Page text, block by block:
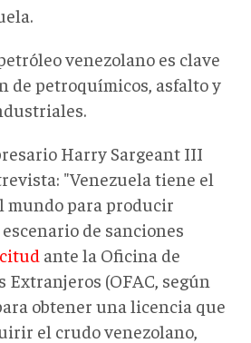
venezolano es clave
de petroquímicos, asfalto y
Harry Sargeant III
"Venezuela tiene el
mundo para producir
de sanciones
ante la Oficina de
Extranjeros (OFAC, según
obtener una licencia que
el crudo venezolano,